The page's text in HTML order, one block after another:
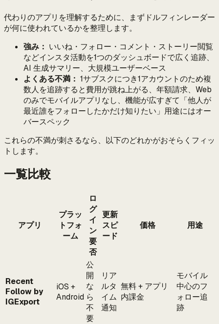
代わりのアプリを理解するために、まずドルフィンレーダー
が何に使われているかを整理します。
強み： いいね・フォロー・コメント・ストーリー閲覧
などインスタ活動を1つのダッシュボードで広く追跡、
AI 生成サマリー、大規模ユーザーベース
よくある不満： 1サブスクにつき1アカウントのため複
数人を追跡すると費用が跳ね上がる、年額請求、Web
のみでモバイルアプリなし、機能が広すぎて「他人が
最近誰をフォローしたかだけ知りたい」用途にはオー
バースペック
これらの不満が刺さるなら、以下のどれかがおそらくフィッ
トします。
一覧比較
アプリ
プラッ
トフォ
ーム
ロ
グ
イ
ン
要
否
更新
スピ
ード
価格 用途
Recent
Follow by
IGExport
iOS +
Android
公
開
な
ら
不
要
リア
ルタ
イム
通知
無料 + アプリ
内課金
モバイル
中心のフ
ォロー追
跡